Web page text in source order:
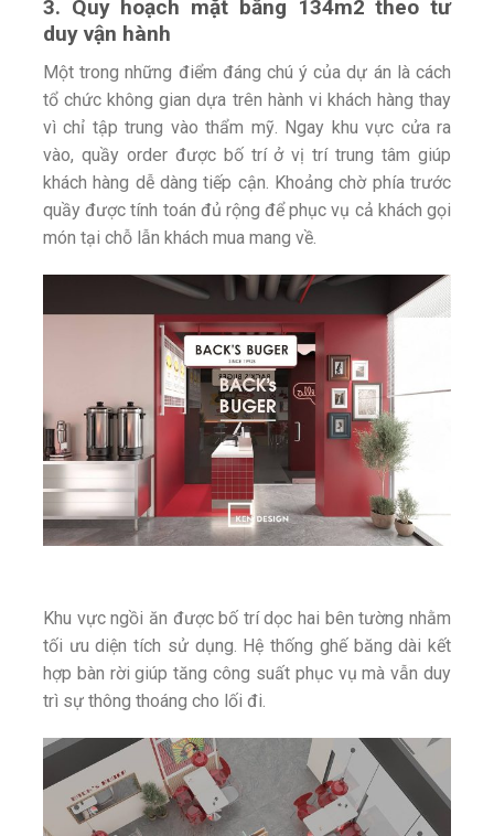
3. Quy hoạch mặt bằng 134m2 theo tư
duy vận hành
Một trong những điểm đáng chú ý của dự án là cách
tổ chức không gian dựa trên hành vi khách hàng thay
vì chỉ tập trung vào thẩm mỹ. Ngay khu vực cửa ra
vào, quầy order được bố trí ở vị trí trung tâm giúp
khách hàng dễ dàng tiếp cận. Khoảng chờ phía trước
quầy được tính toán đủ rộng để phục vụ cả khách gọi
món tại chỗ lẫn khách mua mang về.
Khu vực ngồi ăn được bố trí dọc hai bên tường nhằm
tối ưu diện tích sử dụng. Hệ thống ghế băng dài kết
hợp bàn rời giúp tăng công suất phục vụ mà vẫn duy
trì sự thông thoáng cho lối đi.